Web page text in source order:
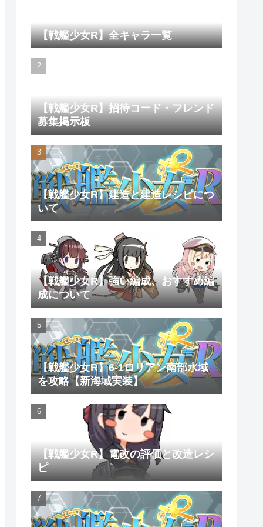
【戦艦少女R】全キャラ一覧
【戦艦少女R】招待コード・フレンド
募集掲示板
【戦艦少女R】建造と建造レシピにつ
いて
【戦艦少女R】強い編成、おすすめ編
成について
【戦艦少女R】6-1ロリアン南部水域
を攻略【新海域実装】
【戦艦少女R】電改の評価と改造レシ
ピ